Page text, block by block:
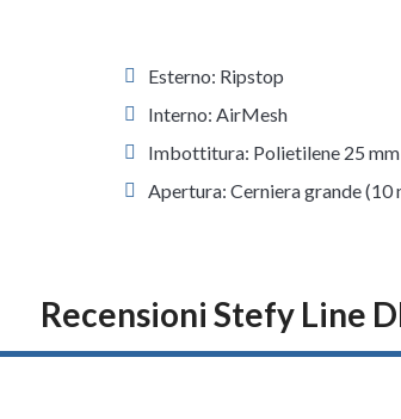
Esterno: Ripstop
Interno: AirMesh
Imbottitura: Polietilene 25 mm
Apertura: Cerniera grande (10
Recensioni Stefy Line